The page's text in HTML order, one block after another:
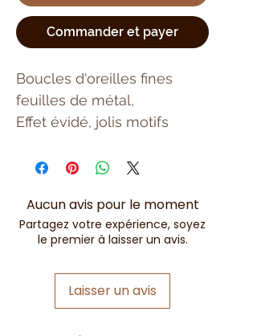
Commander et payer
Boucles d'oreilles fines
feuilles de métal,
Effet évidé, jolis motifs
Aucun avis pour le moment
Partagez votre expérience, soyez
le premier à laisser un avis.
Laisser un avis